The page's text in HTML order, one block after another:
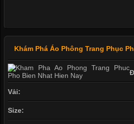
Khám Phá Áo Phông Trang Phục
Vải:
Size: